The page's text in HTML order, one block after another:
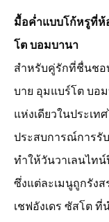
มื้อค่ำแบบโก้หรูที่ห้
โต บอมบานา
สำหรับคู่รักที่ชื่นชอ
บาย อุมแบร์โต บอม
แห่งเดียวในประเท
ประสบการณ์การรั
ทำให้วันวาเลนไท
ซึ่งแต่ละเมนูถูกรัง
เชฟอังเดร ซัสโต ที่